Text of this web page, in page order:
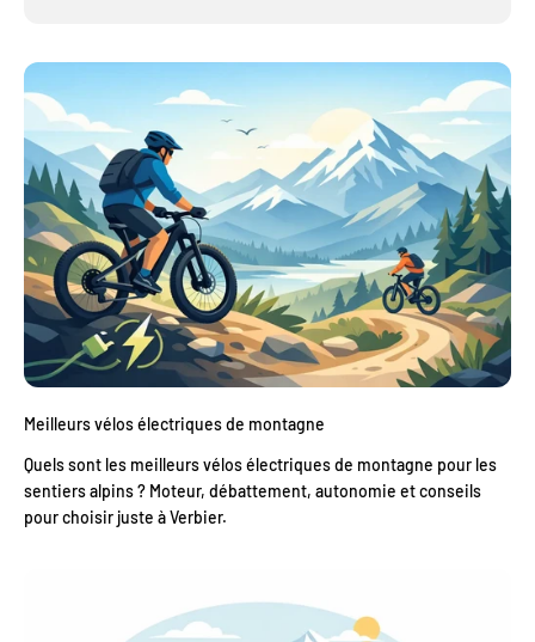
Meilleurs vélos électriques de montagne
Quels sont les meilleurs vélos électriques de montagne pour les
sentiers alpins ? Moteur, débattement, autonomie et conseils
pour choisir juste à Verbier.